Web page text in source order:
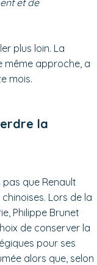
plus loin. La
même approche, a
mois.
la
que Renault
Lors de la
Philippe Brunet
de conserver la
pour ses
alors que, selon